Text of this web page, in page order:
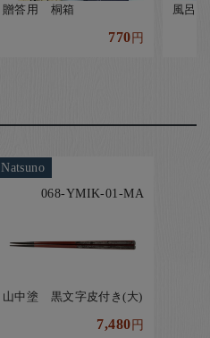
贈答用 桐箱
770円
風呂
Natsuno
068-YMIK-01-MA
山中塗 黒文字皮付き(大)
7,480円